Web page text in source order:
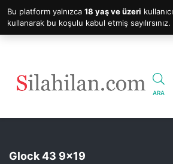
ARA
Glock 43 9×19
Bu platform yalnızca 18 yaş ve üzeri
kullanarak bu koşulu kabul etmiş sayılırsınız.